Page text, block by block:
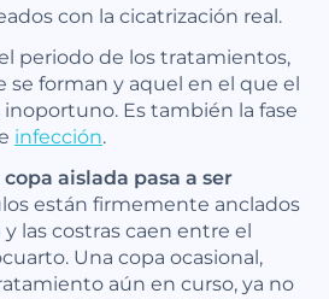
con la cicatrización real.
periodo de los tratamientos,
se forman y aquel en el que el
Es también la fase
infección.
aislada pasa a ser
están firmemente anclados
y las costras caen entre el
Una copa ocasional,
aún en curso, ya no